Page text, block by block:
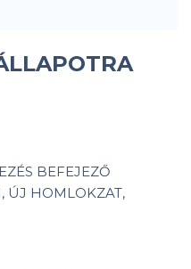
BEFEJEZŐ
ÚJ HOMLOKZAT,